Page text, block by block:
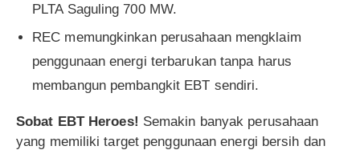
PLTA Saguling 700 MW.
REC memungkinkan perusahaan mengklaim
penggunaan energi terbarukan tanpa harus
membangun pembangkit EBT sendiri.
Sobat EBT Heroes! Semakin banyak perusahaan
yang memiliki target penggunaan energi bersih dan